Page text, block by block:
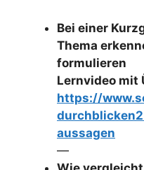
Bei einer
Thema
formulieren
Lernvideo mit
https://
aussagen
—